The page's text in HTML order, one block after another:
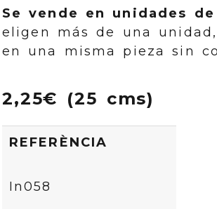
Se vende en unidades
eligen más de una
en una misma pieza sin
2,25€ (25 cms)
REFERÈNCIA
In058